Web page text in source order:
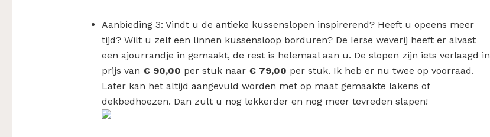
Aanbieding 3: Vindt u de antieke kussenslopen inspirerend? Heeft u opeens meer
tijd? Wilt u zelf een linnen kussensloop borduren? De Ierse weverij heeft er alvast
een ajourrandje in gemaakt, de rest is helemaal aan u. De slopen zijn iets verlaagd in
prijs van € 90,00 per stuk naar € 79,00 per stuk. Ik heb er nu twee op voorraad.
Later kan het altijd aangevuld worden met op maat gemaakte lakens of
dekbedhoezen. Dan zult u nog lekkerder en nog meer tevreden slapen!